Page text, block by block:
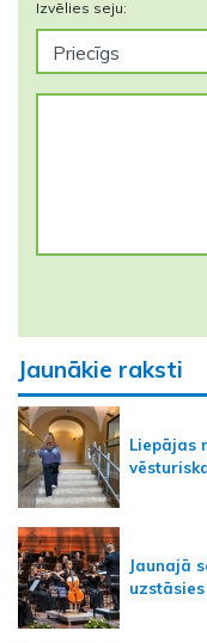
Izvēlies seju:
Jaunākie raksti
Liepājas
Jaunajā